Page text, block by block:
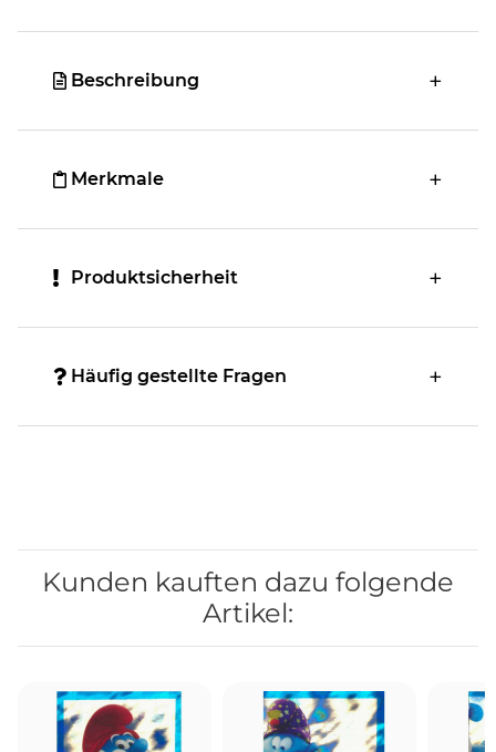
Beschreibung
Merkmale
Produktsicherheit
Häufig gestellte Fragen
Kunden kauften dazu folgende
Artikel: